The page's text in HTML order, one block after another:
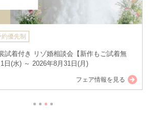
約優先制
で自宅にいながら！オンライン相談会：2026
年8月31日(月)
フェア情報を見る